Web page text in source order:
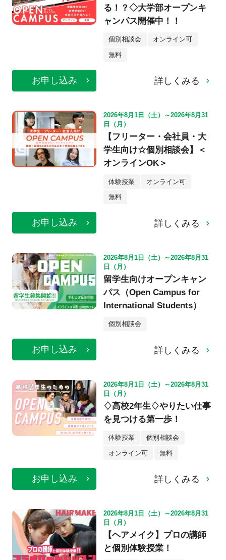
る！？◇大学部オープンキ
ャンパス開催中！！
個別相談会 オンライン可
無料
お申し込み 詳しくみる
2026年8月1日（土）～2026年8月31
日（月）
【フリーター・会社員・大
学生向け☆個別相談会】＜
オンラインOK＞
体験授業 オンライン可
無料
お申し込み 詳しくみる
2026年8月1日（土）～2026年8月31
日（月）
留学生向けオープンキャン
パス（Open Campus for
International Students）
個別相談会
お申し込み 詳しくみる
2026年8月1日（土）～2026年8月31
日（月）
♢高校2年生♢やりたい仕事
を見つける第一歩！
体験授業 個別相談会
オンライン可 無料
お申し込み 詳しくみる
2026年8月1日（土）～2026年8月31
日（月）
【ヘアメイク】プロの講師
と個別体験授業！